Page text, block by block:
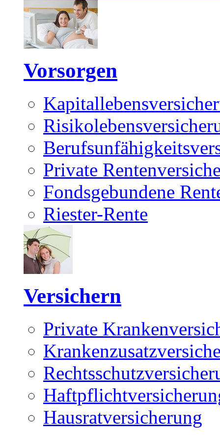
Vorsorgen
Private
Fondsgebundene
Riester-Rente
Versichern
Private
Hausratversicherung